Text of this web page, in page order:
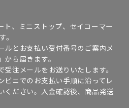
ト、ミニストップ、セイコーマー
。
ルとお支払い受付番号のご案内メ
ら届きます。
注メールをお送りいたします。
ビニでのお支払い手順に沿ってレ
ください。入金確認後、商品発送